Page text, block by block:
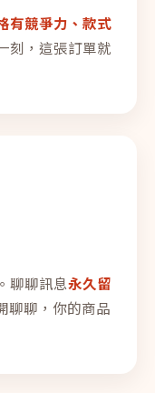
有競爭力、款式
刻，這張訂單就
聊聊訊息永久留
聊，你的商品